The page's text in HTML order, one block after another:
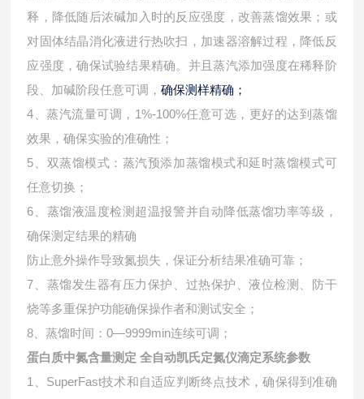
释，降低随后浓碱加入时的反应强度，改善蒸馏效果；或
对固体结晶消化液进行热吹扫，加速器溶解过程，降低反
应强度，确保试验结果精确。并且蒸汽添加强度在稀释阶
段、加碱阶段任意可调，确保测样精确；
4、蒸汽流量可调，1%-100%任意可选，更好的达到蒸馏
效果，确保实验的准确性；
5、双蒸馏模式：蒸汽预添加蒸馏模式和延时蒸馏模式可
任意切换；
6、蒸馏液温度检测超温报警并自动降低蒸馏功率等级，
确保测定结果的精确
防止意外操作导致氮损失，保证分析结果准确可靠；
7、蒸馏发生器有压力保护、过热保护、液位检测、防干
烧等多重保护功能确保操作者和测试安全；
8、蒸馏时间：0—9999min连续可调；
蛋白质中氮含量测定 全自动凯氏定氮仪滴定系统参数
1、SuperFast技术和自适应判断终点技术，确保得到准确